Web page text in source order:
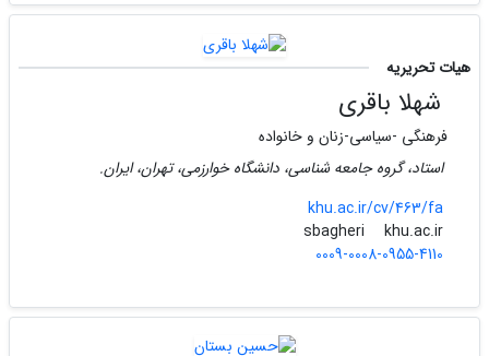
هیات تحریریه
شهلا باقری
فرهنگی -سیاسی-زنان و خانواده
استاد، گروه جامعه شناسی، دانشگاه خوارزمی، تهران، ایران.
khu.ac.ir/cv/463/fa
sbagheri
khu.ac.ir
0009-0008-0955-4110